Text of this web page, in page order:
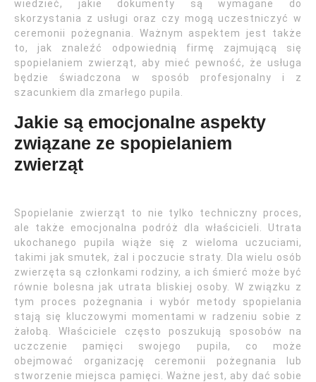
wiedzieć, jakie dokumenty są wymagane do
skorzystania z usługi oraz czy mogą uczestniczyć w
ceremonii pożegnania. Ważnym aspektem jest także
to, jak znaleźć odpowiednią firmę zajmującą się
spopielaniem zwierząt, aby mieć pewność, że usługa
będzie świadczona w sposób profesjonalny i z
szacunkiem dla zmarłego pupila.
Jakie są emocjonalne aspekty
związane ze spopielaniem
zwierząt
Spopielanie zwierząt to nie tylko techniczny proces,
ale także emocjonalna podróż dla właścicieli. Utrata
ukochanego pupila wiąże się z wieloma uczuciami,
takimi jak smutek, żal i poczucie straty. Dla wielu osób
zwierzęta są członkami rodziny, a ich śmierć może być
równie bolesna jak utrata bliskiej osoby. W związku z
tym proces pożegnania i wybór metody spopielania
stają się kluczowymi momentami w radzeniu sobie z
żałobą. Właściciele często poszukują sposobów na
uczczenie pamięci swojego pupila, co może
obejmować organizację ceremonii pożegnania lub
stworzenie miejsca pamięci. Ważne jest, aby dać sobie